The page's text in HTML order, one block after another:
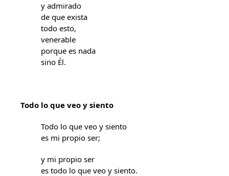
y admirado
de que exista
todo esto,
venerable
porque es nada
sino Él.
Todo lo que veo y siento
Todo lo que veo y siento
es mi propio ser;
y mi propio ser
es todo lo que veo y siento.